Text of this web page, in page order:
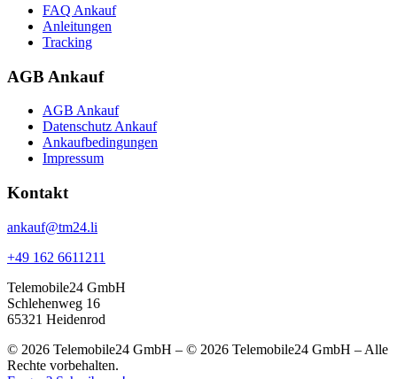
FAQ Ankauf
Anleitungen
Tracking
AGB Ankauf
AGB Ankauf
Datenschutz Ankauf
Ankaufbedingungen
Impressum
Kontakt
ankauf@tm24.li
+49 162 6611211
Telemobile24 GmbH
Schlehenweg 16
65321 Heidenrod
© 2026 Telemobile24 GmbH – © 2026 Telemobile24 GmbH – Alle
Rechte vorbehalten.